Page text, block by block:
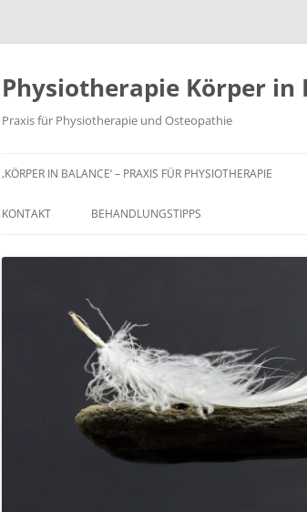
Zum
springen
Physiotherapie Körper in
Praxis für Physiotherapie und Osteopathie
‚KÖRPER IN BALANCE‘ – PRAXIS FÜR PHYSIOTHERAPIE
KONTAKT BEHANDLUNGSTIPPS